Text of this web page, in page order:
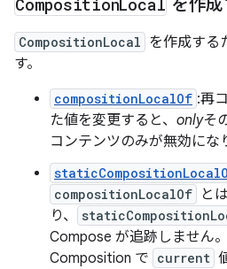
CompositionLocal を作
CompositionLocal を作成する
す。
compositionLocalOf :再
た値を変更すると、 onlyそ
コンテンツのみが無効にな
compositionLocalOf
と
り、
Compose が追跡しません
Composition で current